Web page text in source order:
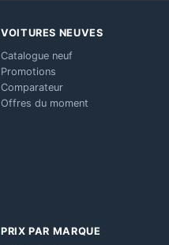
VOITURES NEUVES
Catalogue neuf
Promotions
Comparateur
Offres du moment
PRIX PAR MARQUE